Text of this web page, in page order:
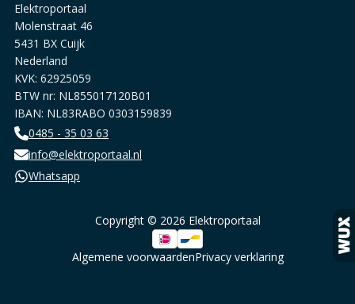
Elektroportaal
Molenstraat 46
5431 BX Cuijk
Nederland
KVK: 62925059
BTW nr: NL855017120B01
IBAN: NL83RABO 0303159839
0485 - 35 03 63
info@elektroportaal.nl
Whatsapp
Copyright © 2026 Elektroportaal
Algemene voorwaardenPrivacy verklaring